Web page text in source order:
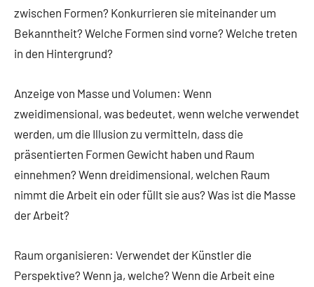
zwischen Formen? Konkurrieren sie miteinander um
Bekanntheit? Welche Formen sind vorne? Welche treten
in den Hintergrund?
Anzeige von Masse und Volumen: Wenn
zweidimensional, was bedeutet, wenn welche verwendet
werden, um die Illusion zu vermitteln, dass die
präsentierten Formen Gewicht haben und Raum
einnehmen? Wenn dreidimensional, welchen Raum
nimmt die Arbeit ein oder füllt sie aus? Was ist die Masse
der Arbeit?
Raum organisieren: Verwendet der Künstler die
Perspektive? Wenn ja, welche? Wenn die Arbeit eine